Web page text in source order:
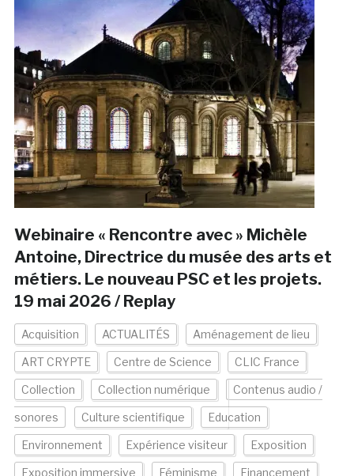
Webinaire « Rencontre avec » Michèle
Antoine, Directrice du musée des arts et
métiers. Le nouveau PSC et les projets.
19 mai 2026 / Replay
Acquisition ACTUALITÉS Aménagement de lieu
ART CRYPTE Centre de Science CLIC France
Collection Collection numérique Contenus audio /
sonores Culture scientifique Education
Environnement Expérience visiteur Exposition
Exposition immersive Féminisme Financement